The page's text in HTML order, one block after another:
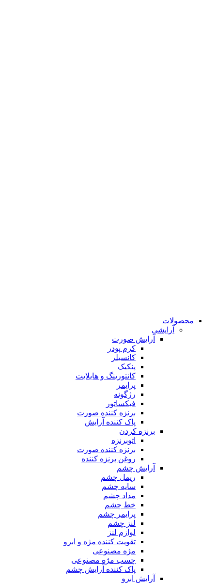
محصولات
آرایشی
آرایش صورت
کرم پودر
کانسیلر
پنکیک
کانتورینگ و هایلایت
پرایمر
رژگونه
فیکساتور
برنزه کننده صورت
پاک کننده آرایش
برنزه کردن
اتوبرنزه
برنزه کننده صورت
روغن برنزه کننده
آرایش چشم
ریمل چشم
سایه چشم
مداد چشم
خط چشم
پرایمر چشم
لنز چشم
لوازم لنز
تقویت کننده مژه و ابرو
مژه مصنوعی
چسب مژه مصنوعی
پاک کننده آرایش چشم
آرایش ابرو